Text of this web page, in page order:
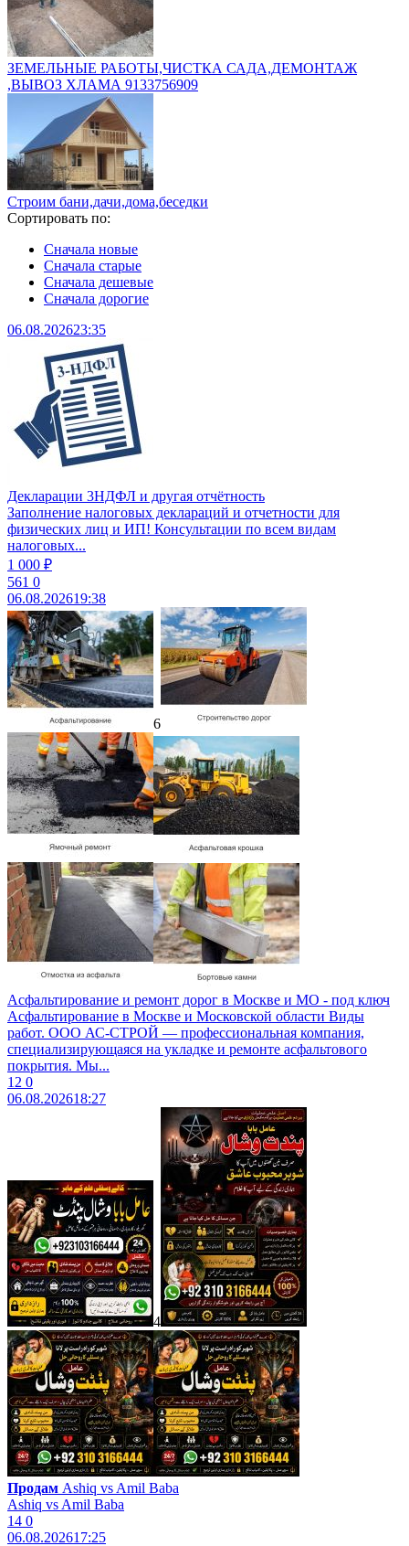
ЗЕМЕЛЬНЫЕ РАБОТЫ,ЧИСТКА САДА,ДЕМОНТАЖ
,ВЫВОЗ ХЛАМА 9133756909
Строим бани,дачи,дома,беседки
Сортировать по:
Сначала новые
Сначала старые
Сначала дешевые
Сначала дорогие
06.08.202623:35
Декларации 3НДФЛ и другая отчётность
Заполнение налоговых деклараций и отчетности для
физических лиц и ИП! Консультации по всем видам
налоговых...
1 000 ₽
561 0
06.08.202619:38
6
Асфальтирование и ремонт дорог в Москве и МО - под ключ
Асфальтирование в Москве и Московской области Виды
работ. ООО АС-СТРОЙ — профессиональная компания,
специализирующаяся на укладке и ремонте асфальтового
покрытия. Мы...
12 0
06.08.202618:27
4
Продам Ashiq vs Amil Baba
Ashiq vs Amil Baba
14 0
06.08.202617:25